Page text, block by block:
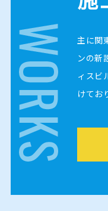
主に関
ンの新
ィスビ
けてお